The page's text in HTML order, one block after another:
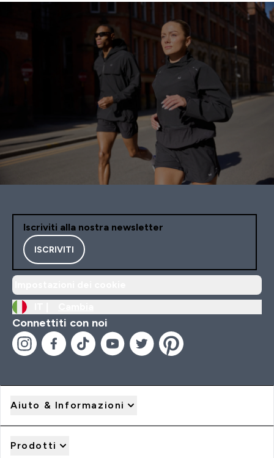
Iscriviti alla nostra newsletter
ISCRIVITI
Connettiti con noi
Aiuto & Informazioni
Prodotti